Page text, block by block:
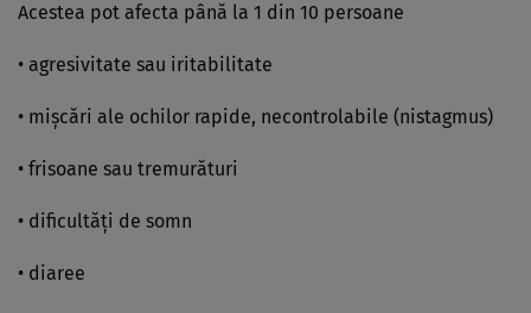
Acestea pot afecta până la 1 din 10 persoane
• agresivitate sau iritabilitate
• mişcări ale ochilor rapide, necontrolabile (nistagmus)
• frisoane sau tremurături
• dificultăţi de somn
• diaree